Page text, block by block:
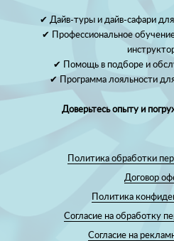
✔ Дайв-туры и дайв-сафари
✔ Профессиональное
✔ Помощь в подборе и
✔ Программа лояльности
Доверьтесь опыту и
Политика обработки
Договор
Политика
Согласие на обработку
Согласие на